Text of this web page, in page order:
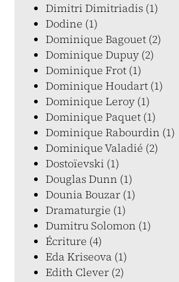
Dimitri Dimitriadis (1)
Dodine (1)
Dominique Bagouet (2)
Dominique Dupuy (2)
Dominique Frot (1)
Dominique Houdart (1)
Dominique Leroy (1)
Dominique Paquet (1)
Dominique Rabourdin (1)
Dominique Valadié (2)
Dostoïevski (1)
Douglas Dunn (1)
Dounia Bouzar (1)
Dramaturgie (1)
Dumitru Solomon (1)
Écriture (4)
Eda Kriseova (1)
Edith Clever (2)